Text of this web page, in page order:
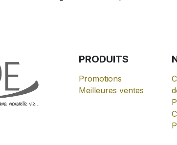
PRODUITS
Promotions
Meilleures ventes